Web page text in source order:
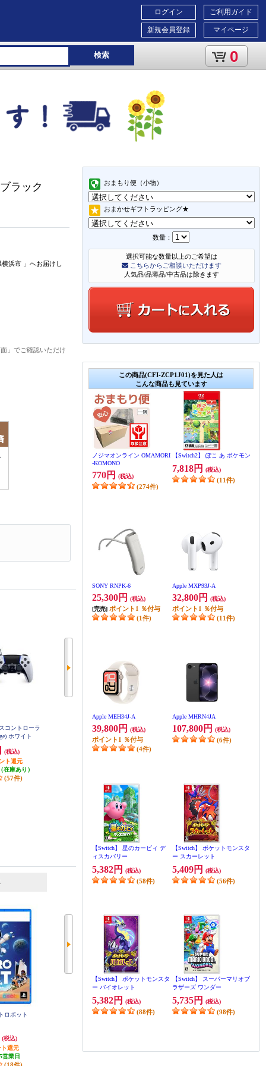
ご利用ガイド
マイページ
ログイン
新規会員登録
検索 0
おまもり便（小物）
おまかせギフトラッピング★
数量：
選択可能な数量以上のご希望は
こちらからご相談いただけます
人気品/品薄品/中古品は除きます
この商品(CFI-ZCP1J01)を見た人は
こんな商品も見ています
ノジマオンライン OMAMORI
-KOMONO
770円 (税込)
(274件)
【Switch2】 ぽこ あ ポケモン
7,818円 (税込)
(11件)
SONY RNPK-6
25,300円
(税込)
[完売] ポイント 1 ％付与
(1件)
Apple MXP93J-A
32,800円 (税込)
ポイント 1 ％付与
(11件)
Apple MEH34J-A
39,800円 (税込)
ポイント 1 ％付与
(4件)
Apple MHRN4JA
107,800円 (税込)
(6件)
【Switch】 星のカービィ デ
ィスカバリー
5,382円 (税込)
(58件)
【Switch】 ポケットモンスタ
ー スカーレット
5,409円 (税込)
(56件)
【Switch】 ポケットモンスタ
ー バイオレット
5,382円 (税込)
(88件)
【Switch】 スーパーマリオブ
ラザーズ ワンダー
5,735円 (税込)
(98件)
ラック
横浜市 」 へお届けし
」でご確認いただけ
コントローラ
ホワイト
(税込)
ト還元
在庫あり）
(57件)
【クーポン対象外】 【PS5】 ステ
ィックモジュール（DualSense Edge
ワイヤレスコントローラー用）
2,280円(税込)
【PS5】 ディスクドライブ(Slimモ
デル用)
ロボット
(税込)
ト還元
5営業日
6位
【PS5】 ☆プレイステーション5本
7 位
【PS5】 ☆プレイステーション5本